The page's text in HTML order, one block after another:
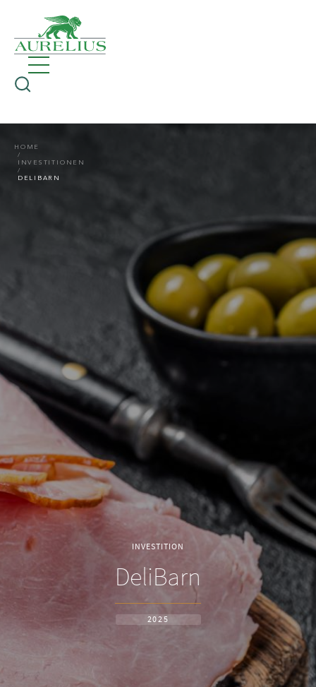
HOME
INVESTITIONEN
DELIBARN
INVESTITION
DeliBarn
2025